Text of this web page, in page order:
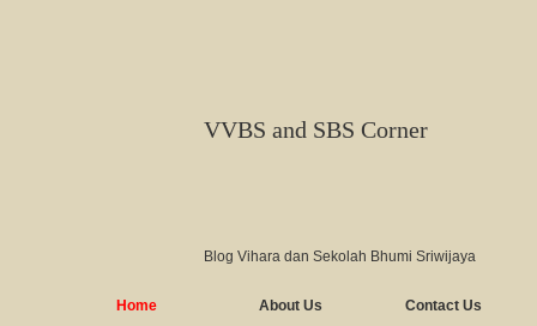
VVBS and SBS Corner
Blog Vihara dan Sekolah Bhumi Sriwijaya
Home About Us Contact Us